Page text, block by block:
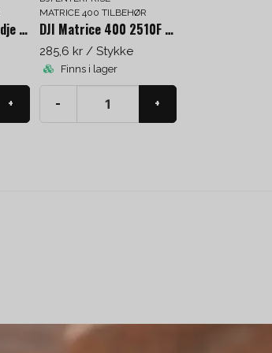
DJI Matrice 400 tredje gimbalbeslag
+
MATRICE 400 TILBEHØR
DJI Matrice 400 2510F propeller
285,6 kr / Stykke
Finns i lager
- +